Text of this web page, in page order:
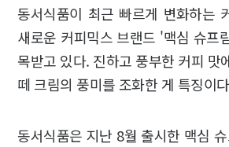
동서식품이 최근 빠르게 변화하는
새로운 커피믹스 브랜드 '맥심 슈프
목받고 있다. 진하고 풍부한 커피 맛
떼 크림의 풍미를 조화한 게 특징이
동서식품은 지난 8월 출시한 맥심